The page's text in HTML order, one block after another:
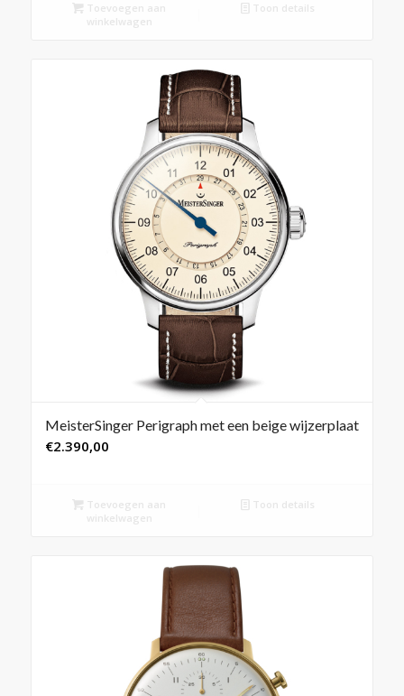
Toevoegen aan
winkelwagen
Toon details
MeisterSinger Perigraph met een beige wijzerplaat
€2.390,00
Toevoegen aan
winkelwagen
Toon details